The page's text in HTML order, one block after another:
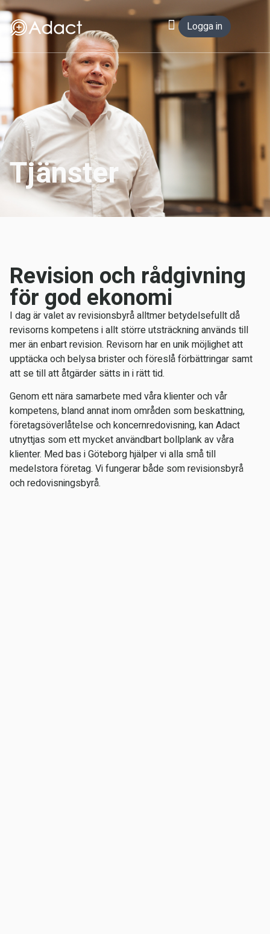
Logga in
Tjänster
Revision och rådgivning
för god ekonomi
I dag är valet av revisionsbyrå alltmer betydelsefullt då
revisorns kompetens i allt större utsträckning används till
mer än enbart revision. Revisorn har en unik möjlighet att
upptäcka och belysa brister och föreslå förbättringar samt
att se till att åtgärder sätts in i rätt tid.
Genom ett nära samarbete med våra klienter och vår
kompetens, bland annat inom områden som beskattning,
företagsöverlåtelse och koncernredovisning, kan Adact
utnyttjas som ett mycket användbart bollplank av våra
klienter. Med bas i Göteborg hjälper vi alla små till
medelstora företag. Vi fungerar både som revisionsbyrå
och redovisningsbyrå.